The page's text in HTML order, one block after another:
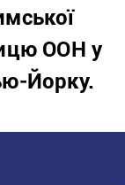
ООН у
Йорку.